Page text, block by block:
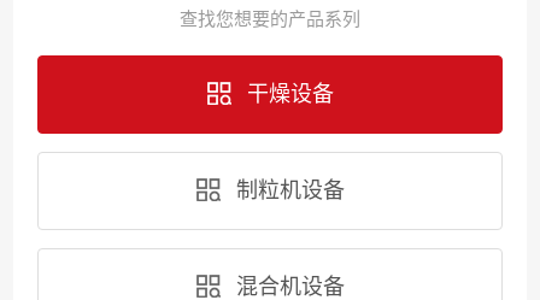
查找您想要的产品系列
干燥设备
制粒机设备
混合机设备